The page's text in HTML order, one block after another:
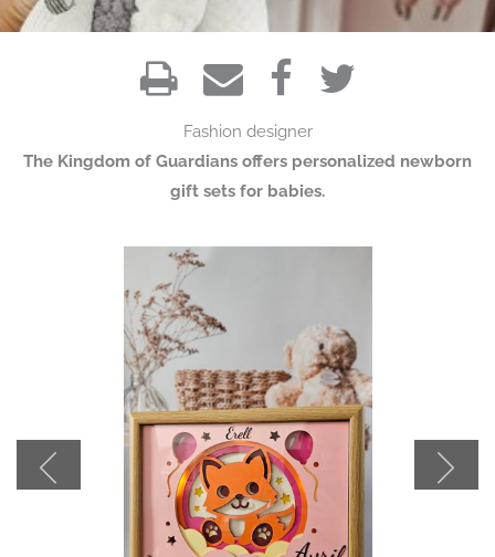
Fashion designer
The Kingdom of Guardians offers personalized newborn
gift sets for babies.